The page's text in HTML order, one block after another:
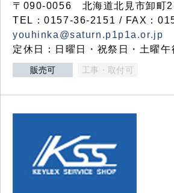
〒090-0056 北海道北見市卸町
TEL：0157-36-2151 / FAX：
youhinka@saturn.p1p1a.or.jp
定休日：日曜日・祝祭日・土曜午
販売可 工事・取付可